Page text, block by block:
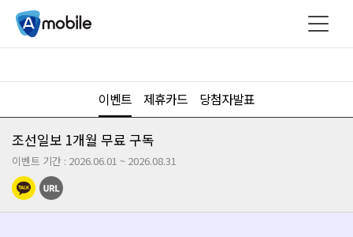
이벤트 제휴카드 당첨자발표
조선일보 1개월 무료 구독
이벤트 기간 : 2026.06.01 ~ 2026.08.31